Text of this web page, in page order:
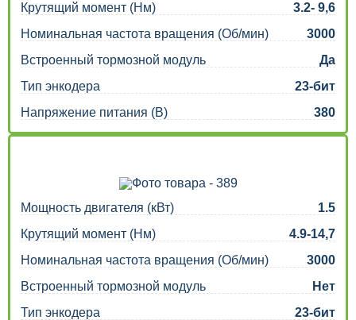
Крутящий момент (Нм)
3.2- 9,6
Номинальная частота вращения (Об/мин)
3000
Встроенный тормозной модуль
Да
Тип энкодера
23-бит
Напряжение питания (В)
380
Мощность двигателя (кВт)
1.5
Крутящий момент (Нм)
4.9-14,7
Номинальная частота вращения (Об/мин)
3000
Встроенный тормозной модуль
Нет
Тип энкодера
23-бит